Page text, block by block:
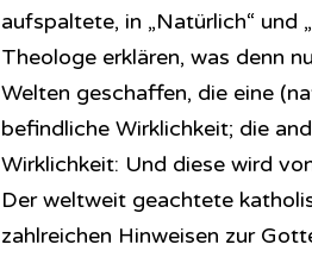
aufspaltete, in „Natürlich“ und
Theologe erklären, was denn
Welten geschaffen, die eine
befindliche Wirklichkeit; die
Wirklichkeit: Und diese wird
Der weltweit geachtete
zahlreichen Hinweisen zur